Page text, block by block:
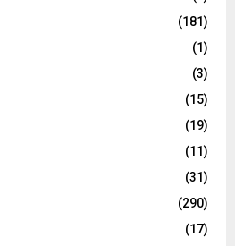
(181)
(1)
(3)
(15)
(19)
(11)
(31)
(290)
(17)